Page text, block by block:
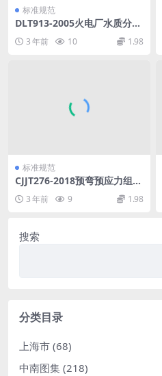
标准规范
DLT913-2005火电厂水质分析
3 年前 10 1.98
标准规范
CJJT276-2018预弯预应力组合
3 年前 9 1.98
搜索
分类目录
上海市 (68)
中南图集 (218)